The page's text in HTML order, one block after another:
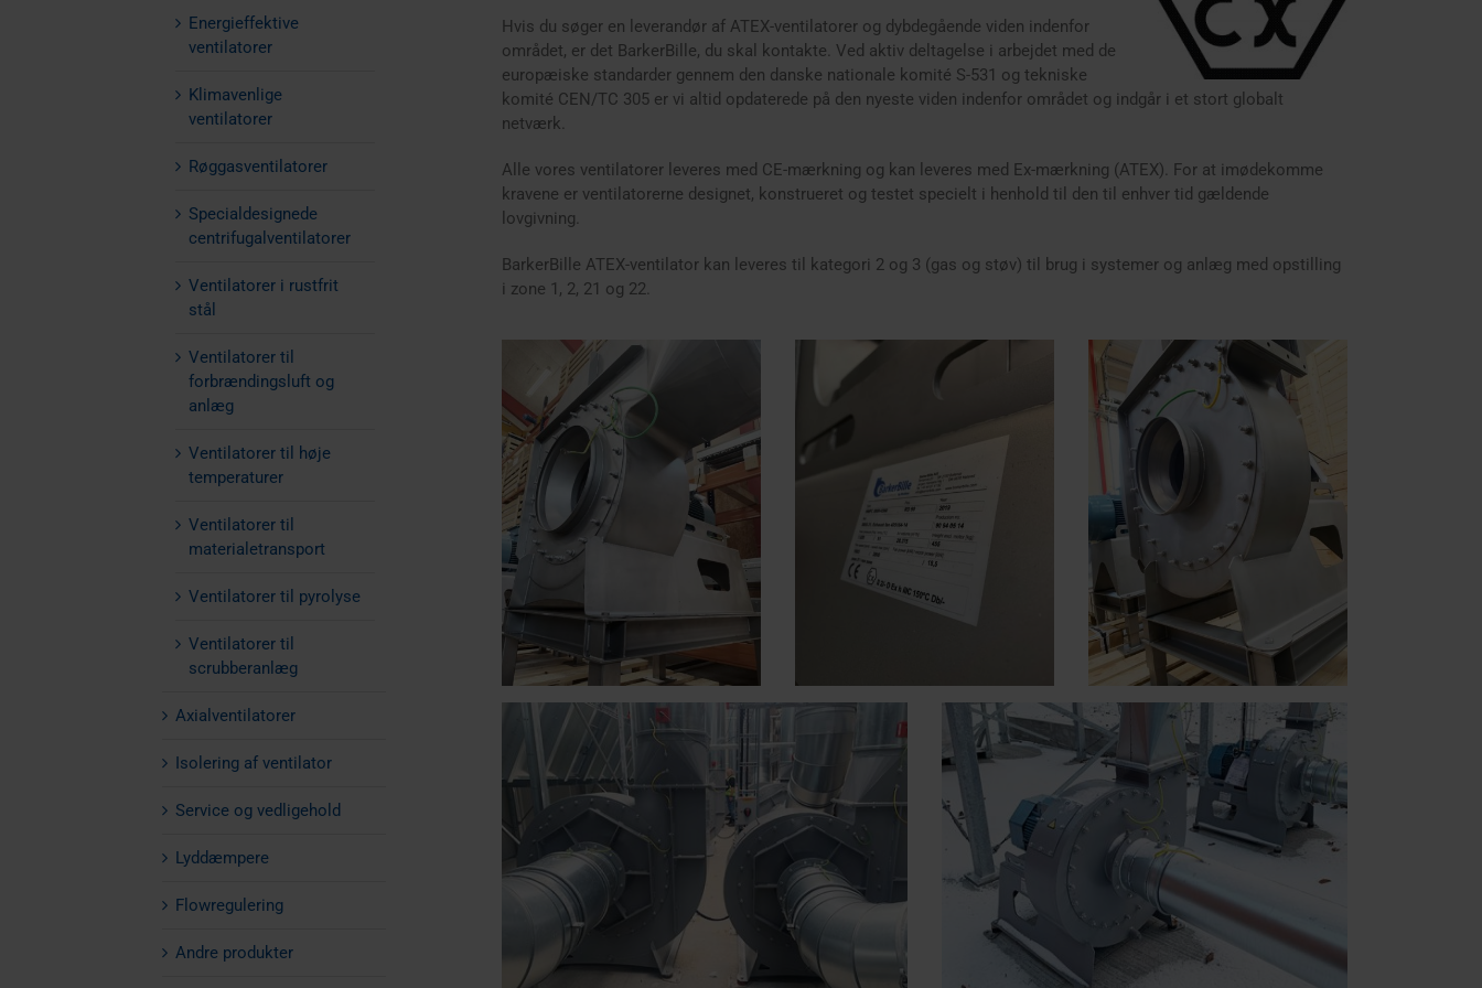
Hvis du søger en leverandør af ATEX-ventilatorer og dybdegående viden indenfor
området, er det BarkerBille, du skal kontakte. Ved aktiv deltagelse i arbejdet med de
europæiske standarder gennem den danske nationale komité S-531 og tekniske
komité CEN/TC 305 er vi altid opdaterede på den nyeste viden indenfor området og indgår i et stort globalt
netværk.
Alle vores ventilatorer leveres med CE-mærkning og kan leveres med Ex-mærkning (ATEX). For at imødekomme
kravene er ventilatorerne designet, konstrueret og testet specielt i henhold til den til enhver tid gældende
lovgivning.
BarkerBille ATEX-ventilator kan leveres til kategori 2 og 3 (gas og støv) til brug i systemer og anlæg med opstilling
i zone 1, 2, 21 og 22.
Energieffektive
ventilatorer
Klimavenlige
ventilatorer
Røggasventilatorer
Specialdesignede
centrifugalventilatorer
Ventilatorer i rustfrit
stål
Ventilatorer til
forbrændingsluft og
anlæg
Ventilatorer til høje
temperaturer
Ventilatorer til
materialetransport
Ventilatorer til pyrolyse
Ventilatorer til
scrubberanlæg
Axialventilatorer
Isolering af ventilator
Service og vedligehold
Lyddæmpere
Flowregulering
Andre produkter